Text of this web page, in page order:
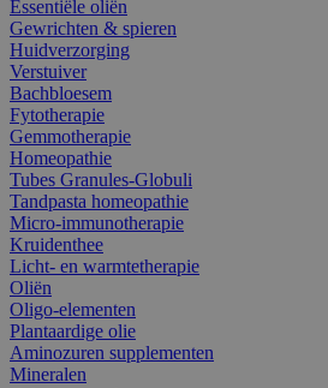
Essentiële oliën
Gewrichten & spieren
Huidverzorging
Verstuiver
Bachbloesem
Fytotherapie
Gemmotherapie
Homeopathie
Tubes Granules-Globuli
Tandpasta homeopathie
Micro-immunotherapie
Kruidenthee
Licht- en warmtetherapie
Oliën
Oligo-elementen
Plantaardige olie
Aminozuren supplementen
Mineralen